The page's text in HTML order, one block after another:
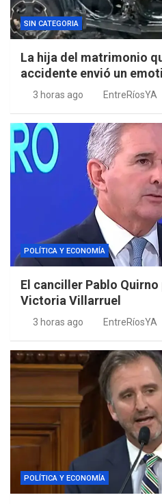
SIN CATEGORIA
La hija del matrimonio
accidente envió un
3 horas ago EntreRíosYA
POLÍTICA Y ECONOMÍA
El canciller Pablo
Victoria Villarruel
3 horas ago EntreRíosYA
POLÍTICA Y ECONOMÍA